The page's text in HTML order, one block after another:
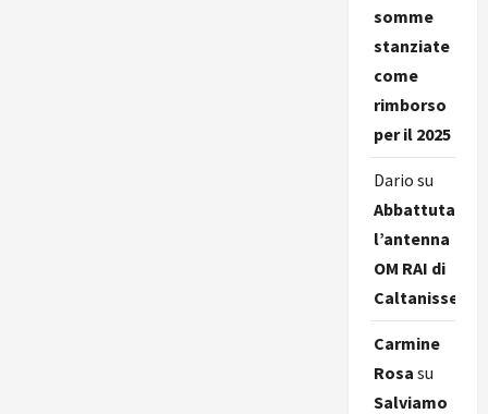
somme
stanziate
come
rimborso
per il 2025
Dario su
Abbattuta
l’antenna
OM RAI di
Caltanissetta
Carmine
Rosa su
Salviamo